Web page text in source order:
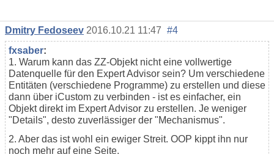
Dmitry Fedoseev 2016.10.21 11:47 #4
fxsaber:
1. Warum kann das ZZ-Objekt nicht eine vollwertige
Datenquelle für den Expert Advisor sein? Um verschiedene
Entitäten (verschiedene Programme) zu erstellen und diese
dann über iCustom zu verbinden - ist es einfacher, ein
Objekt direkt im Expert Advisor zu erstellen. Je weniger
"Details", desto zuverlässiger der "Mechanismus".
2. Aber das ist wohl ein ewiger Streit. OOP kippt ihn nur
noch mehr auf eine Seite.